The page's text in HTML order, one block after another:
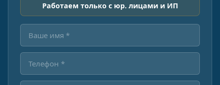
Работаем только с юр. лицами и ИП